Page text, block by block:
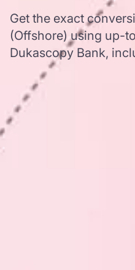
Get the exact
(Offshore) using up-
Dukascopy Bank,